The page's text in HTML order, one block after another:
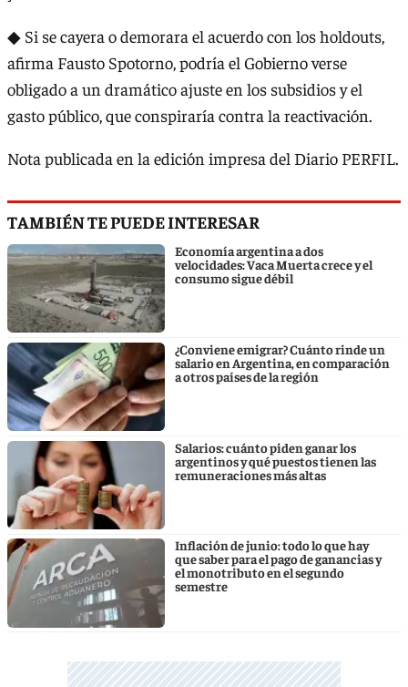
◆ Si se cayera o demorara el acuerdo con los holdouts,
afirma Fausto Spotorno, podría el Gobierno verse
obligado a un dramático ajuste en los subsidios y el
gasto público, que conspiraría contra la reactivación.
Nota publicada en la edición impresa del Diario PERFIL.
TAMBIÉN TE PUEDE INTERESAR
Economía argentina a dos
velocidades: Vaca Muerta crece y el
consumo sigue débil
¿Conviene emigrar? Cuánto rinde un
salario en Argentina, en comparación
a otros países de la región
Salarios: cuánto piden ganar los
argentinos y qué puestos tienen las
remuneraciones más altas
Inflación de junio: todo lo que hay
que saber para el pago de ganancias y
el monotributo en el segundo
semestre